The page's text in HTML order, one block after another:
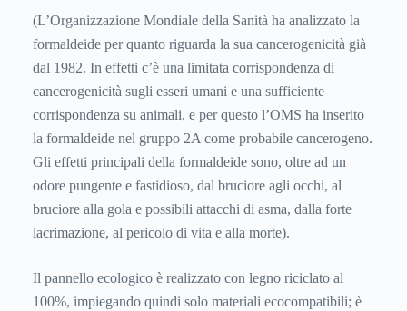
(L’Organizzazione Mondiale della Sanità ha analizzato la
formaldeide per quanto riguarda la sua cancerogenicità già
dal 1982. In effetti c’è una limitata corrispondenza di
cancerogenicità sugli esseri umani e una sufficiente
corrispondenza su animali, e per questo l’OMS ha inserito
la formaldeide nel gruppo 2A come probabile cancerogeno.
Gli effetti principali della formaldeide sono, oltre ad un
odore pungente e fastidioso, dal bruciore agli occhi, al
bruciore alla gola e possibili attacchi di asma, dalla forte
lacrimazione, al pericolo di vita e alla morte).
Il pannello ecologico è realizzato con legno riciclato al
100%, impiegando quindi solo materiali ecocompatibili; è